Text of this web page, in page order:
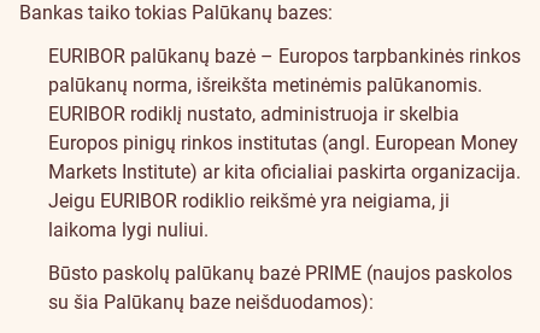
Bankas taiko tokias Palūkanų bazes:
EURIBOR palūkanų bazė – Europos tarpbankinės rinkos
palūkanų norma, išreikšta metinėmis palūkanomis.
EURIBOR rodiklį nustato, administruoja ir skelbia
Europos pinigų rinkos institutas (angl. European Money
Markets Institute) ar kita oficialiai paskirta organizacija.
Jeigu EURIBOR rodiklio reikšmė yra neigiama, ji
laikoma lygi nuliui.
Būsto paskolų palūkanų bazė PRIME (naujos paskolos
su šia Palūkanų baze neišduodamos):